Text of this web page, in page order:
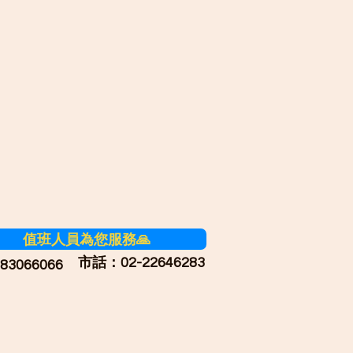
值班人員為您服務🙏
市話：02-22646283